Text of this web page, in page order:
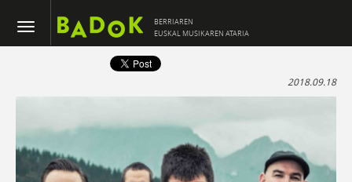
BERRIAREN
EUSKAL MUSIKAREN ATARIA
2018.09.18